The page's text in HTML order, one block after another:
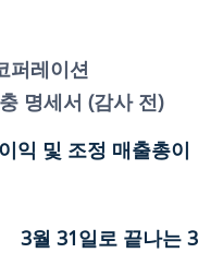
퍼레이션
명세서 (감사 전)
익 및 조정 매출총이
3월 31일로 끝나는 3